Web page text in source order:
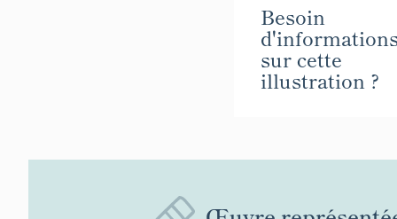
Besoin
sur cette
illustration ?